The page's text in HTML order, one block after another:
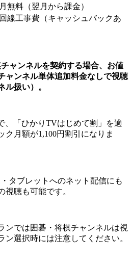
無料（翌月から課金）
線工事費（キャッシュバックあ
ャンネルを契約する場合、お値
ャンネル単体追加料金なしで視聴
ル扱い）。
、「ひかりTVはじめて割」を適
ク月額が1,100円割引になりま
タブレットへのネット配信にも
視聴も可能です。
ンでは囲碁・将棋チャンネルは視
ン選択時には注意してください。